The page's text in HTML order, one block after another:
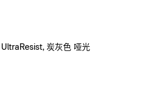
炭灰色 哑光